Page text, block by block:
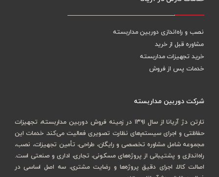
نصب و راه‌اندازی دوربین مداربسته
مشاوره قبل از خرید
خرید تجهیزات مداربسته
خدمات پس از فروش
شرکت دوربین مداربسته
تارتن دژ آریانا از سال ۱۳۹۱ در زمینه فروش دوربین مداربسته، تجهیزات
حفاظتی و اجرای سیستم‌های نظارت تصویری فعالیت می‌کند. خدمات این
مجموعه شامل مشاوره تخصصی و رایگان، طراحی، تأمین تجهیزات، نصب،
راه‌اندازی و پشتیبانی از پروژه‌های مسکونی، تجاری، اداری و صنعتی است.
اصالت کالا، اجرای دقیق پروژه‌ها و رضایت مشتری، سه اصل اساسی در